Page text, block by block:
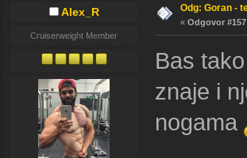
Alex_R
Cruiserweight Member
Odg: Goran -
« Odgovor
Bas
znaje i
nogama